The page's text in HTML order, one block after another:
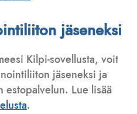
jäseneksi
Kilpi-sovellusta, voit
jäseneksi ja
Lue lisää
.